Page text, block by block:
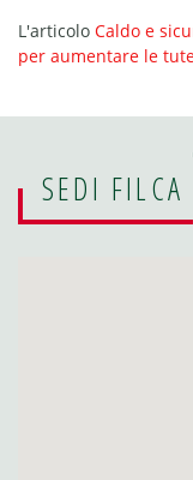
L'articolo Caldo e
per aumentare le
SEDI FILCA